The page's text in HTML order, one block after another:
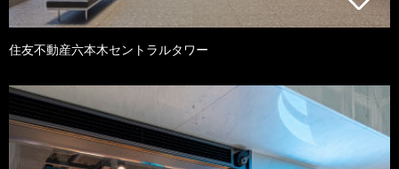
住友不動産六本木セントラルタワー